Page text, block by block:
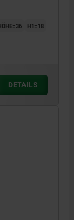
H1=18
DETAILS